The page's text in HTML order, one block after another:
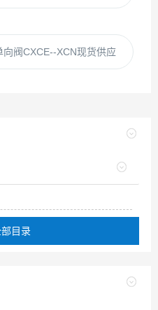
阀CXCE--XCN现货供应
目录